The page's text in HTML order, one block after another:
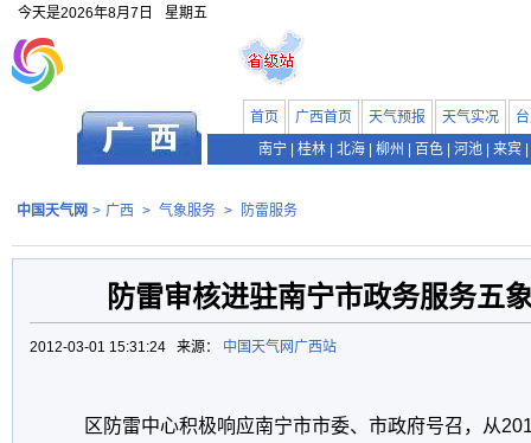
今天是2026年8月7日 星期五
首页 广西首页 天气预报 天气实况
南宁
桂林 北海 柳州 百色 河池 来宾
中国天气网 > 广西 > 气象服务 > 防雷服务
防雷审核进驻南宁市政务服务五
2012-03-01 15:31:24 来源： 中国天气网广西站
区防雷中心积极响应南宁市市委、市政府号召，从